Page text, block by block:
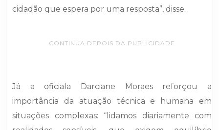
cidadão que espera por uma resposta”, disse.
CONTINUA DEPOIS DA PUBLICIDADE
Já a oficiala Darciane Moraes reforçou a
importância da atuação técnica e humana em
situações complexas: “lidamos diariamente com